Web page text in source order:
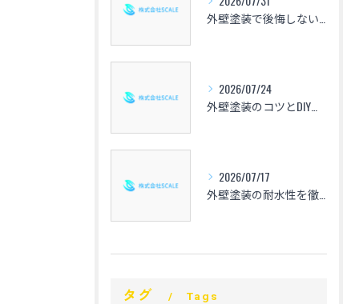
2026/07/24
2026/07/17
タグ Tags